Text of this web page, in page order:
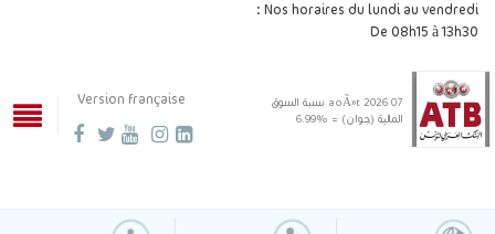
Nos horaires du lundi au vendredi :
De 08h15 à 13h30
Version française 07 aoÃ»t 2026
نسبة السوق
المالية (جوان) = %6.99